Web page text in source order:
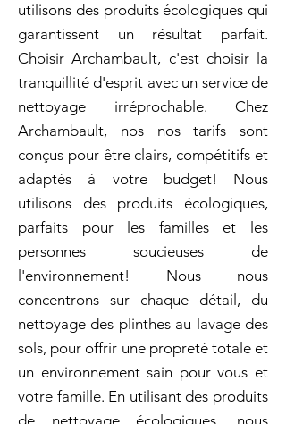
utilisons des produits écologiques qui
garantissent un résultat parfait.
Choisir Archambault, c'est choisir la
tranquillité d'esprit avec un service de
nettoyage irréprochable. Chez
Archambault, nos nos tarifs sont
conçus pour être clairs, compétitifs et
adaptés à votre budget! Nous
utilisons des produits écologiques,
parfaits pour les familles et les
personnes soucieuses de
l'environnement! Nous nous
concentrons sur chaque détail, du
nettoyage des plinthes au lavage des
sols, pour offrir une propreté totale et
un environnement sain pour vous et
votre famille. En utilisant des produits
de nettoyage écologiques, nous